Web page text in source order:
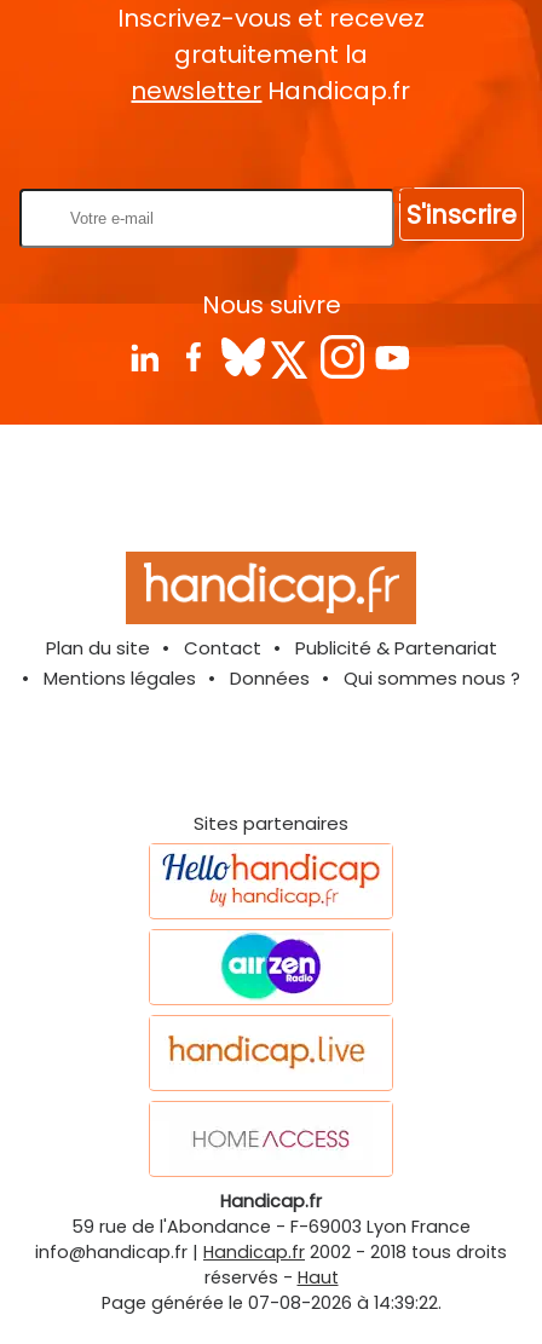
Inscrivez-vous et recevez
gratuitement la
newsletter Handicap.fr
S'inscrire
Nous suivre
Plan du site Contact
Publicité & Partenariat
Mentions légales
Données Qui sommes nous ?
Sites partenaires
Handicap.fr
59 rue de l'Abondance - F-69003 Lyon France
info@handicap.fr | Handicap.fr 2002 - 2018 tous droits
réservés - Haut
Page générée le 07-08-2026 à 14:39:22.